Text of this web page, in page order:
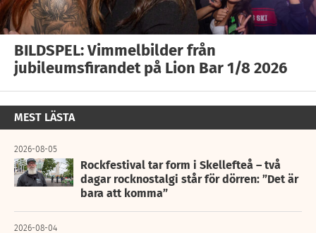
BILDSPEL: Vimmelbilder från
jubileumsfirandet på Lion Bar 1/8 2026
MEST LÄSTA
2026-08-05
Rockfestival tar form i Skellefteå – två
dagar rocknostalgi står för dörren: ”Det är
bara att komma”
2026-08-04